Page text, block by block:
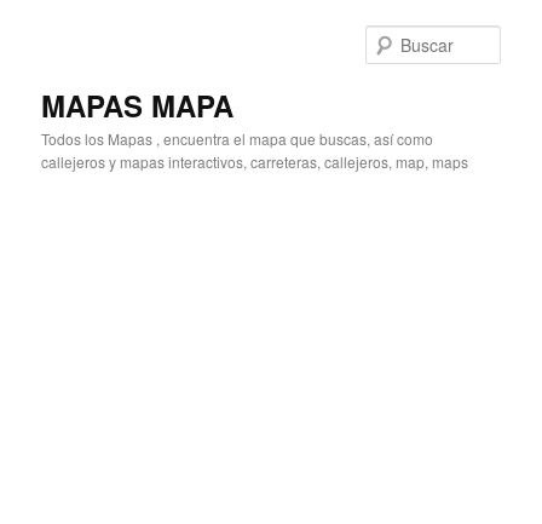
MAPAS MAPA
Todos los Mapas , encuentra el mapa que buscas, así como
callejeros y mapas interactivos, carreteras, callejeros, map, maps